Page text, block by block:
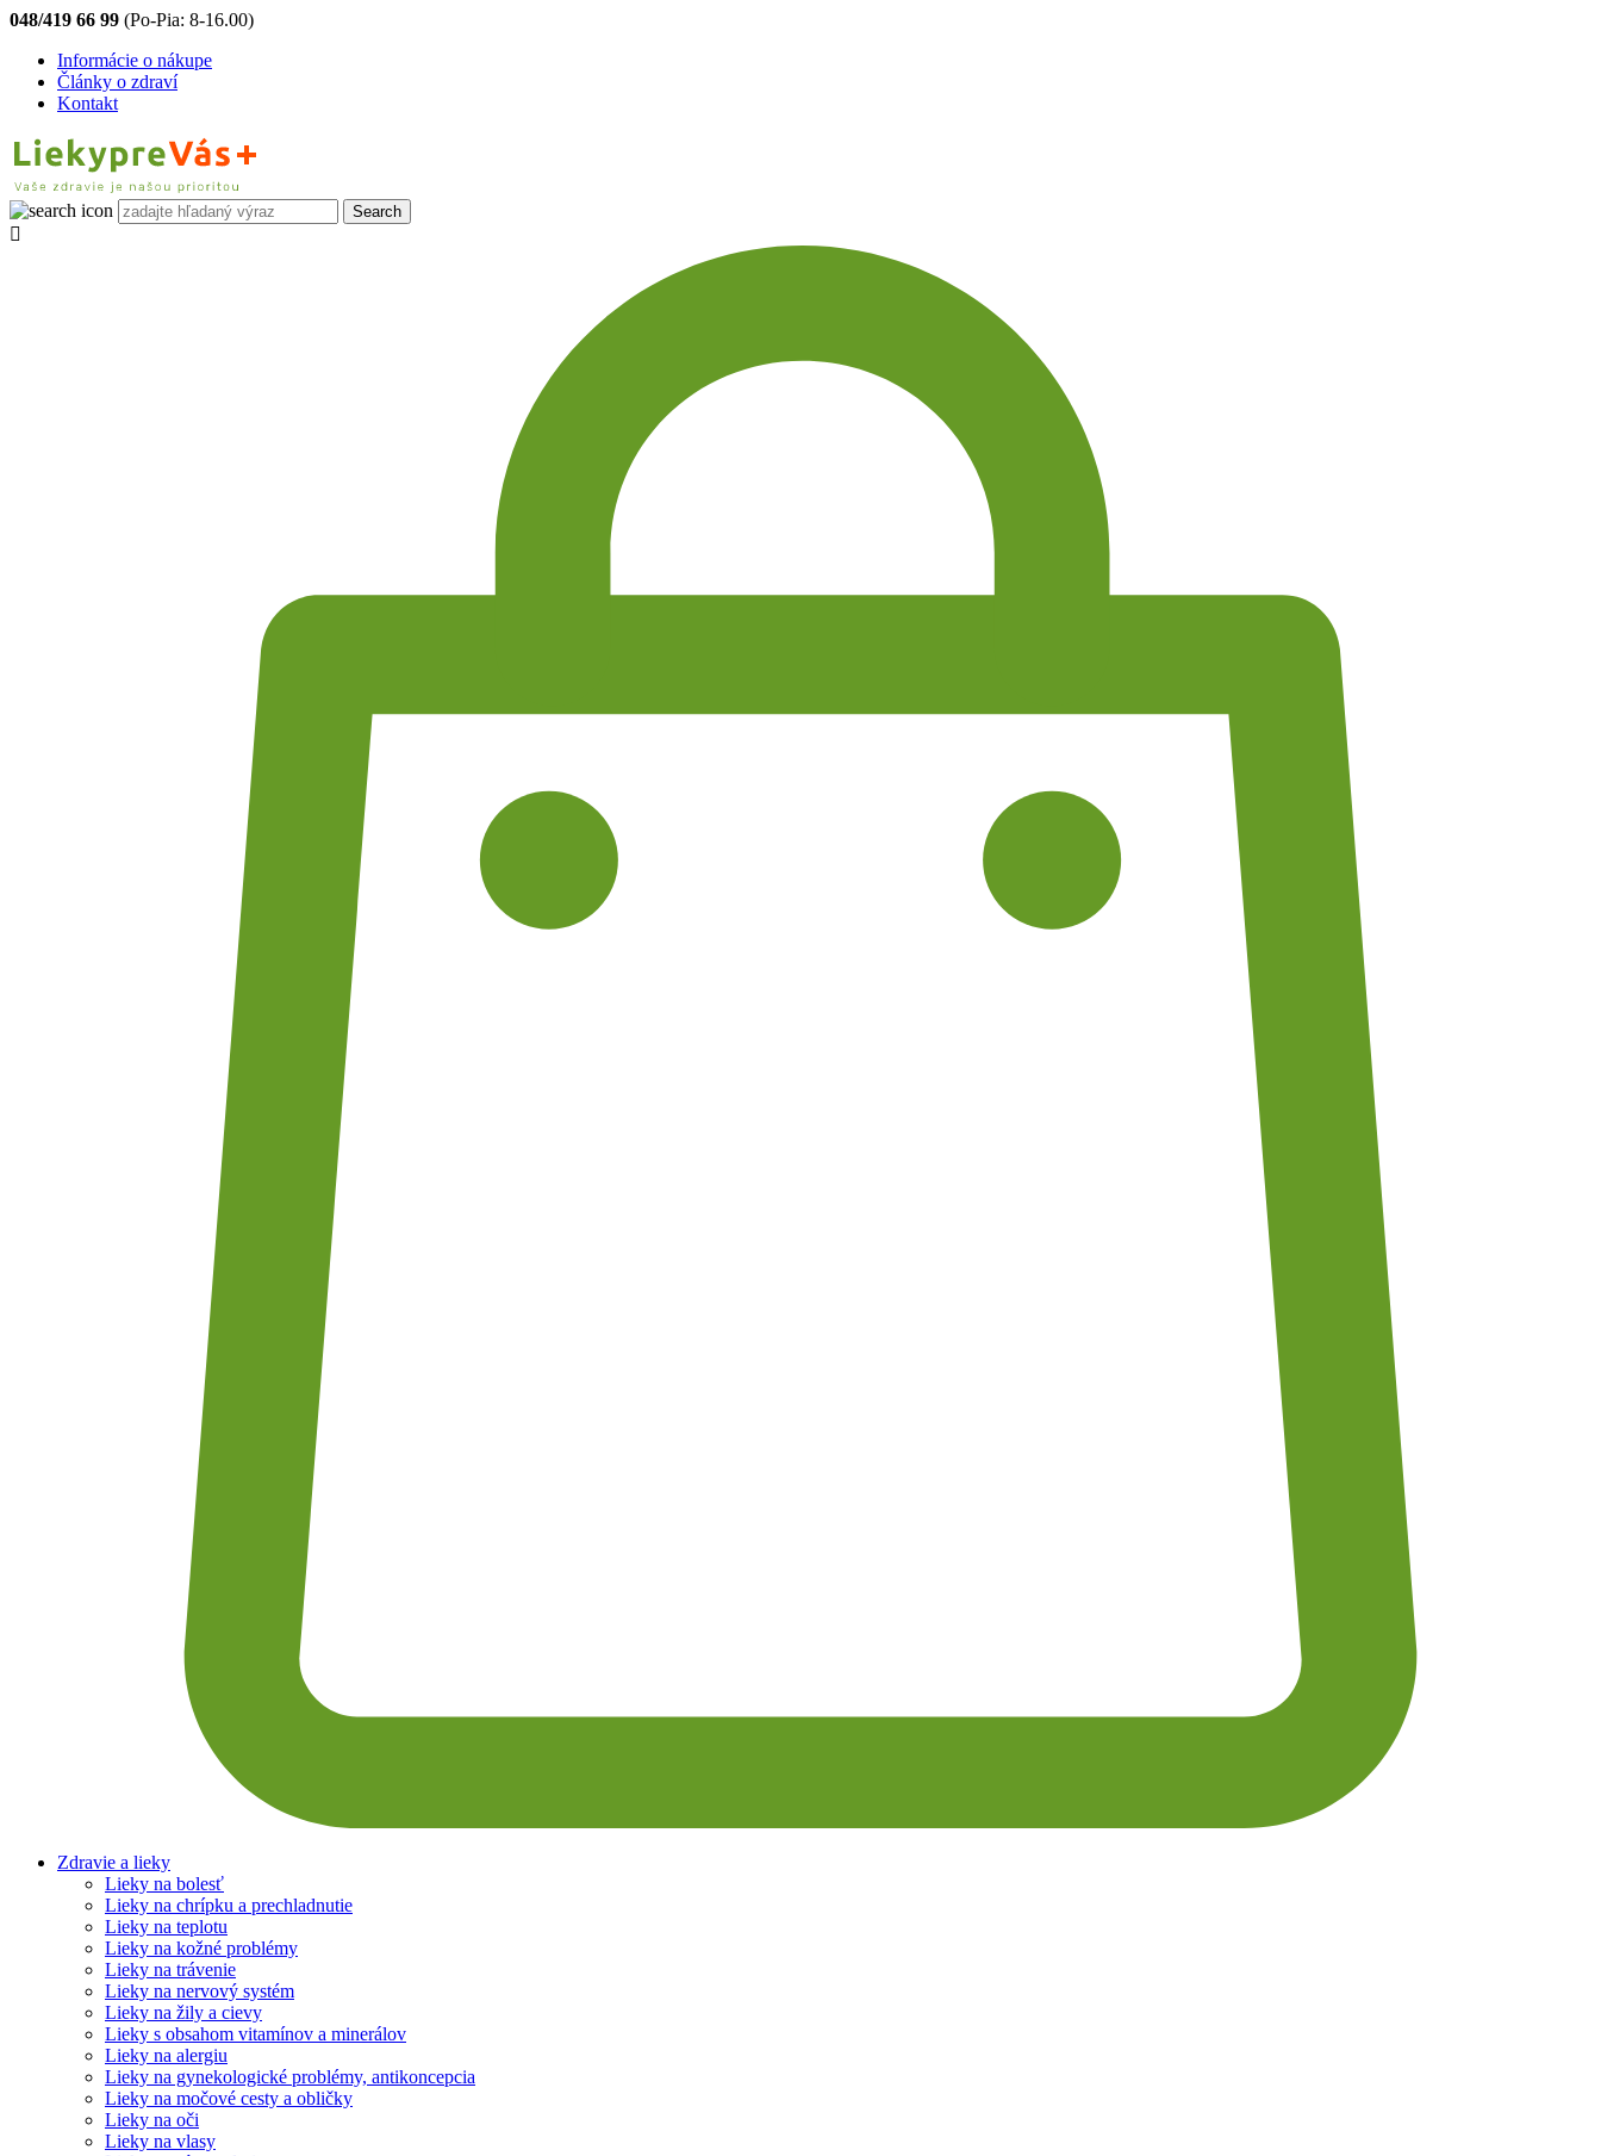
048/419 66 99 (Po-Pia: 8-16.00)
Informácie o nákupe
Články o zdraví
Kontakt
Zdravie a lieky
Lieky na bolesť
Lieky na chrípku a prechladnutie
Lieky na teplotu
Lieky na kožné problémy
Lieky na trávenie
Lieky na nervový systém
Lieky na žily a cievy
Lieky s obsahom vitamínov a minerálov
Lieky na alergiu
Lieky na gynekologické problémy, antikoncepcia
Lieky na močové cesty a obličky
Lieky na oči
Lieky na vlasy